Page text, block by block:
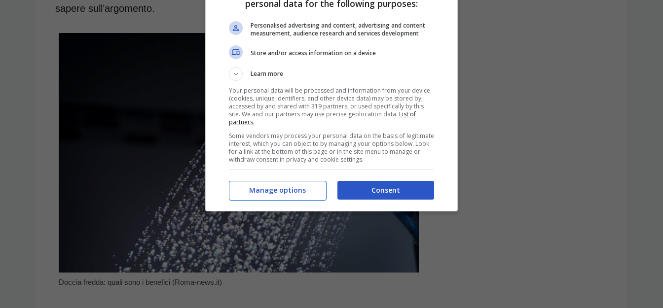
sapere sull’argomento.
Doccia fredda: quali sono i benefici (Roma-news.it)
personal data for the following purposes:
Personalised advertising and content, advertising and content
measurement, audience research and services development
Store and/or access information on a device
Learn more
Your personal data will be processed and information from your device
(cookies, unique identifiers, and other device data) may be stored by,
accessed by and shared with 319 partners, or used specifically by this
site. We and our partners may use precise geolocation data. List of
partners.
Some vendors may process your personal data on the basis of legitimate
interest, which you can object to by managing your options below. Look
for a link at the bottom of this page or in the site menu to manage or
withdraw consent in privacy and cookie settings.
Consent
Manage options